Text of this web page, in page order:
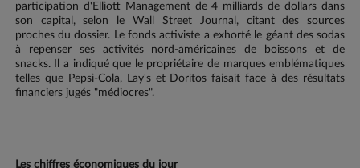
participation d'Elliott Management de 4 milliards de dollars dans
son capital, selon le Wall Street Journal, citant des sources
proches du dossier. Le fonds activiste a exhorté le géant des sodas
à repenser ses activités nord-américaines de boissons et de
snacks. Il a indiqué que le propriétaire de marques emblématiques
telles que Pepsi-Cola, Lay's et Doritos faisait face à des résultats
financiers jugés "médiocres".
Les chiffres économiques du jour